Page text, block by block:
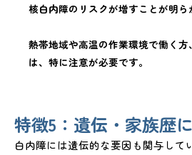
核白内障のリスクが増すことが明ら
熱帯地域や高温の作業環境で働く
は、特に注意が必要です。
特徴5：遺伝・家族歴
白内障には遺伝的な要因も関与して